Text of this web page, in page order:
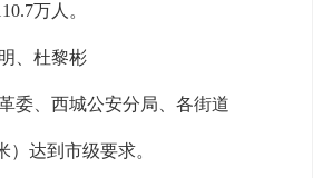
万人。
、杜黎彬
委、西城公安分局、各街道
）达到市级要求。